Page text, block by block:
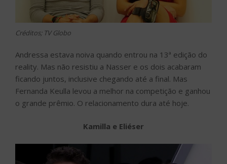
Créditos; TV Globo
Andressa estava noiva quando entrou na 13ª edição do
reality. Mas não resistiu a Nasser e os dois acabaram
ficando juntos, inclusive chegando até a final. Mas
Fernanda Keulla levou a melhor na competição e ganhou
o grande prêmio. O relacionamento dura até hoje.
Kamilla e Eliéser